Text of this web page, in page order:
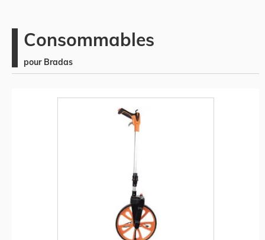
Consommables
pour Bradas